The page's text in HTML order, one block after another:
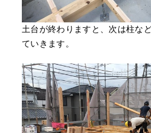
土台が終わりますと、次は柱な
ていきます。